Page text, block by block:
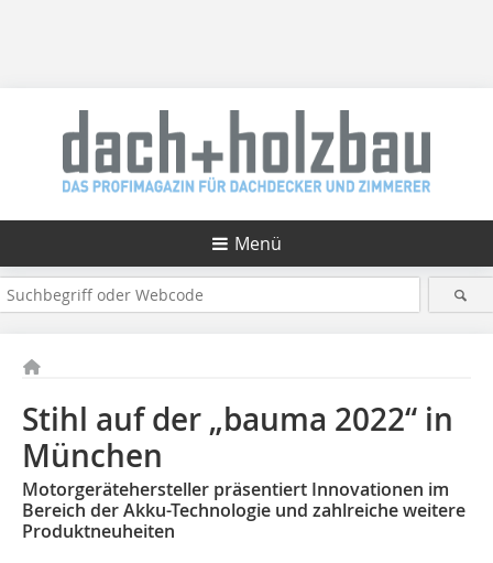
Menü
Stihl auf der „bauma 2022“ in
München
Motorgerätehersteller präsentiert Innovationen im
Bereich der Akku-Technologie und zahlreiche weitere
Produktneuheiten